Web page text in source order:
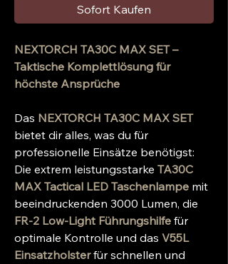
Sofort Kaufen
NEXTORCH TA30C MAX SET –
Taktische Komplettlösung für
höchste Ansprüche
Das NEXTORCH TA30C MAX SET
bietet dir alles, was du für
professionelle Einsätze benötigst:
Die extrem leistungsstarke TA30C
MAX Tactical LED Taschenlampe mit
beeindruckenden 3000 Lumen, die
FR-2 Low-Light Führungshilfe für
optimale Kontrolle und das V55L
Einsatzholsterfür schnellen und